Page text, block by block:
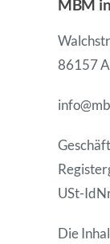
MBM
86157
USt-
Die